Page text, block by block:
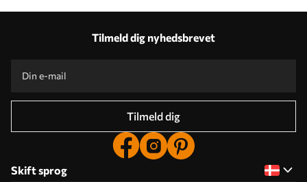
Tilmeld dig nyhedsbrevet
Tilmeld dig
Skift sprog